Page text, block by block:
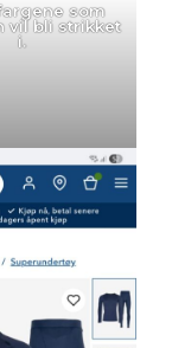
som
vil bli strikket
i.